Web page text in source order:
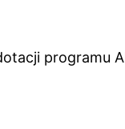
programu